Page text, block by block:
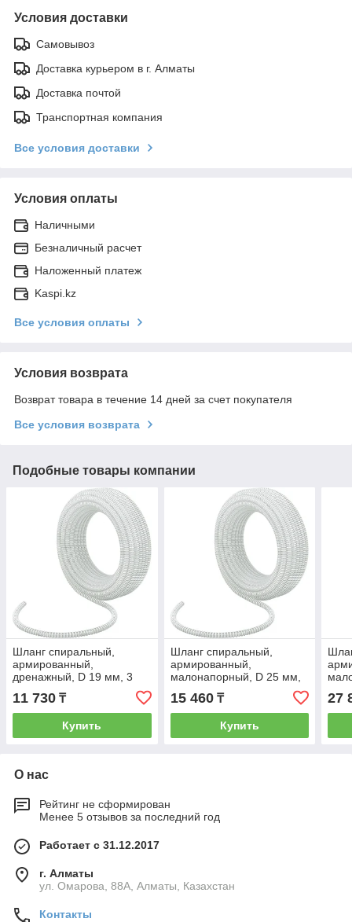
Условия доставки
Самовывоз
Доставка курьером в г. Алматы
Доставка почтой
Транспортная компания
Все условия доставки
Условия оплаты
Наличными
Безналичный расчет
Наложенный платеж
Kaspi.kz
Все условия оплаты
Условия возврата
Возврат товара в течение 14 дней за счет покупателя
Все условия возврата
Подобные товары компании
Шланг спиральный,
армированный,
дренажный, D 19 мм, 3
атм, 15 м Сибртех 67305
11 730 ₸
Купить
Шланг спиральный,
армированный,
малонапорный, D 25 мм,
3 атм, 15 м Сибртех
67312
15 460₸
Купить
27
О нас
Рейтинг не сформирован
Менее 5 отзывов за последний год
Работает с 31.12.2017
г. Алматы
ул. Омарова, 88А, Алматы, Казахстан
Контакты